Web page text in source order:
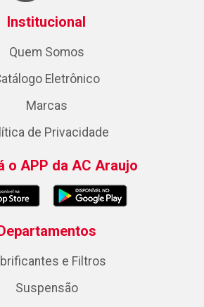
Institucional
Quem Somos
Eletrônico
Marcas
de Privacidade
o APP da AC Araujo
e Filtros
Suspensão